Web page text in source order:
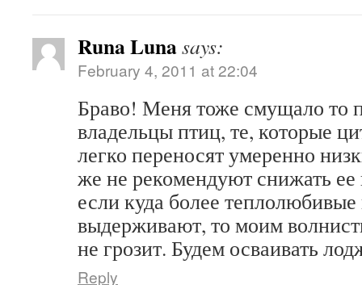
Runa Lunasays:
February 4, 2011 at 22:04
Браво! Меня тоже смущало то
владельцы птиц, те, которые
легко переносят умеренно
же не рекомендуют снижать
если куда более
выдерживают, то моим
не грозит. Будем осваивать
Reply